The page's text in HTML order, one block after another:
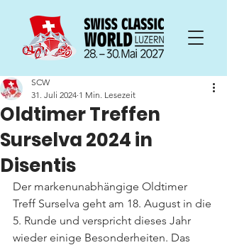
Oldtimer Treffen
Surselva 2024 in
Disentis
SCW
31. Juli 2024 1 Min. Lesezeit
Der markenunabhängige Oldtimer
Treff Surselva geht am 18. August in die
5. Runde und verspricht dieses Jahr
wieder einige Besonderheiten. Das